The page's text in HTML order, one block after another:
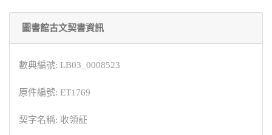
圖書館古文契書資訊
數典編號: LB03_0008523
原件編號: ET1769
契字名稱: 收領証